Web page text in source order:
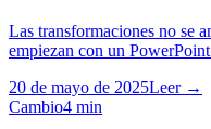
Las transformaciones no se
empiezan con un
20 de mayo de 2025Leer →
Cambio4 min